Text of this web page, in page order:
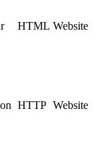
HTML Website
HTTP Website